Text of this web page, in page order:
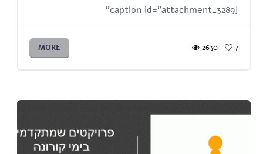
[caption id="attachment_3289"
MORE 2630 7